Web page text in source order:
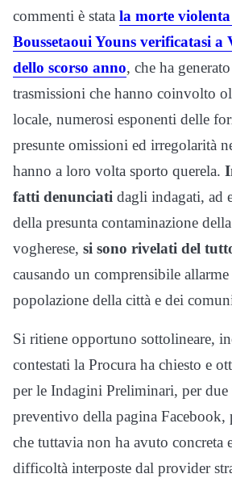
commenti è stata la morte
Boussetaoui Youns verificatasi a
dello scorso anno, che ha
trasmissioni che hanno coinvolto
locale, numerosi esponenti delle
presunte omissioni ed irregolarità
hanno a loro volta sporto querela.
fatti denunciati dagli indagati, ad
della presunta contaminazione
vogherese, si sono rivelati del
causando un comprensibile
popolazione della città e dei
Si ritiene opportuno sottolineare,
contestati la Procura ha chiesto e
per le Indagini Preliminari, per due
preventivo della pagina Facebook,
che tuttavia non ha avuto concreta
difficoltà interposte dal provider